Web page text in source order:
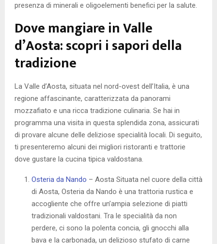
presenza di minerali e oligoelementi benefici per la salute.
Dove mangiare in Valle
d’Aosta: scopri i sapori della
tradizione
La Valle d’Aosta, situata nel nord-ovest dell’Italia, è una
regione affascinante, caratterizzata da panorami
mozzafiato e una ricca tradizione culinaria. Se hai in
programma una visita in questa splendida zona, assicurati
di provare alcune delle deliziose specialità locali. Di seguito,
ti presenteremo alcuni dei migliori ristoranti e trattorie
dove gustare la cucina tipica valdostana.
Osteria da Nando – Aosta Situata nel cuore della città
di Aosta, Osteria da Nando è una trattoria rustica e
accogliente che offre un’ampia selezione di piatti
tradizionali valdostani. Tra le specialità da non
perdere, ci sono la polenta concia, gli gnocchi alla
bava e la carbonada, un delizioso stufato di carne